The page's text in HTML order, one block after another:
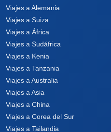
Viajes a Alemania
Viajes a Suiza
Viajes a África
Viajes a Sudáfrica
Viajes a Kenia
Viajes a Tanzania
Viajes a Australia
Viajes a Asia
Viajes a China
Viajes a Corea del Sur
Viajes a Tailandia